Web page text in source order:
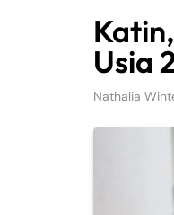
Usia
Nathalia